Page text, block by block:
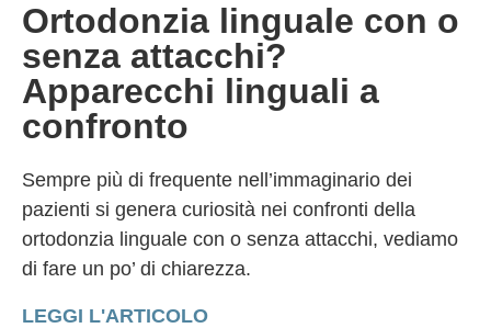
Ortodonzia linguale con o
senza attacchi?
Apparecchi linguali a
confronto
Sempre più di frequente nell’immaginario dei
pazienti si genera curiosità nei confronti della
ortodonzia linguale con o senza attacchi, vediamo
di fare un po’ di chiarezza.
LEGGI L'ARTICOLO